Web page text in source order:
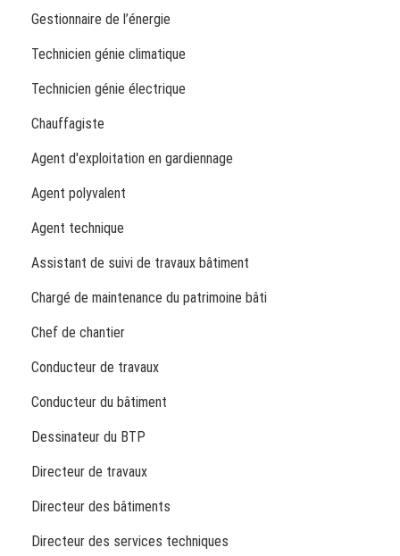
Gestionnaire de l’énergie
Technicien génie climatique
Technicien génie électrique
Chauffagiste
Agent d'exploitation en gardiennage
Agent polyvalent
Agent technique
Assistant de suivi de travaux bâtiment
Chargé de maintenance du patrimoine bâti
Chef de chantier
Conducteur de travaux
Conducteur du bâtiment
Dessinateur du BTP
Directeur de travaux
Directeur des bâtiments
Directeur des services techniques